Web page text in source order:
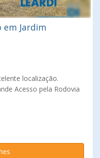
Jardim
localização.
Acesso pela Rodovia
farmácias, hotéis,
mercados e centro
de valores e
Agende uma visita com
se!!!.